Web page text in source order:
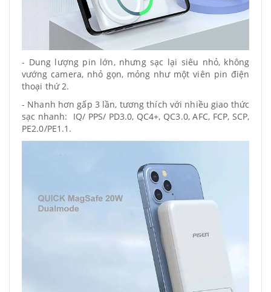
- Dung lượng pin lớn, nhưng sạc lại siêu nhỏ, không
vướng camera, nhỏ gọn, mỏng như một viên pin điện
thoại thứ 2.
- Nhanh hơn gấp 3 lần, tương thích với nhiều giao thức
sạc nhanh: IQ/ PPS/ PD3.0, QC4+, QC3.0, AFC, FCP, SCP,
PE2.0/PE1.1.